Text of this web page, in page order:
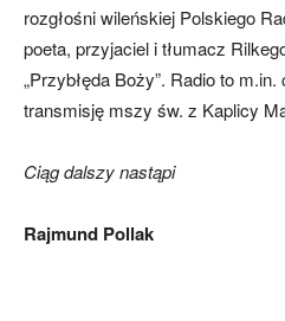
rozgłośni wileńskiej Polskiego
poeta, przyjaciel i tłumacz
„Przybłęda Boży”. Radio to
transmisję mszy św. z Kaplicy
Ciąg dalszy nastąpi
Rajmund Pollak